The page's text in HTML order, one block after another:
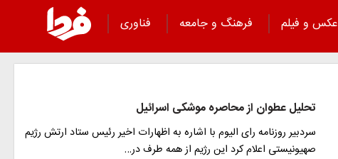
عکس و فیلم فرهنگ و جامعه
فناوری
تحلیل عطوان از محاصره موشکی اسرائیل
سردبیر روزنامه رای الیوم با اشاره به اظهارات اخیر رئیس ستاد ارتش رژیم
صهیونیستی اعلام کرد این رژیم از همه طرف در…